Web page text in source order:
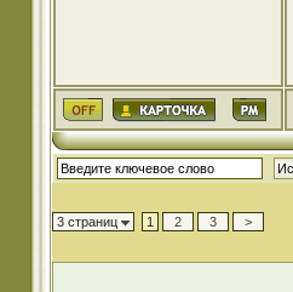
3 страниц 1 2 3 >